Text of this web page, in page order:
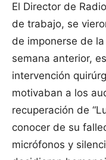
El Director de
de trabajo, se
de imponerse de
semana anterior,
intervención
motivaban a los
recuperación de
conocer de su
micrófonos y